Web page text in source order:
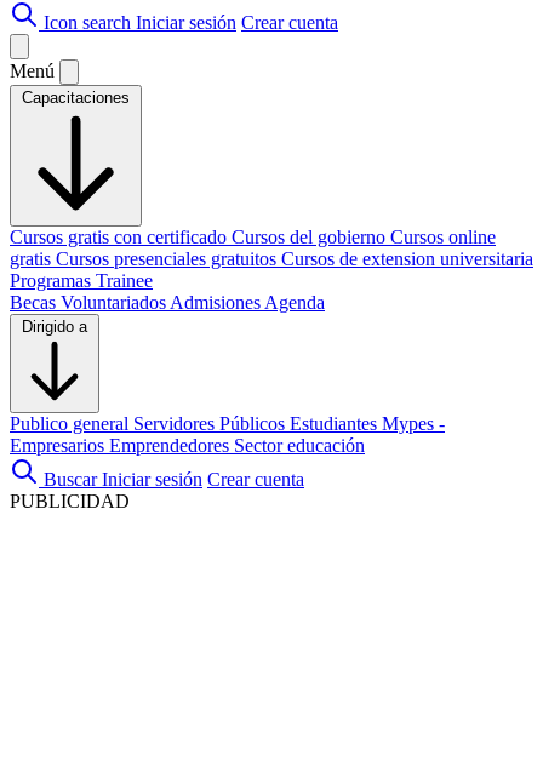
Icon search Iniciar sesión Crear cuenta
Menú
Capacitaciones
Cursos gratis con certificado Cursos del gobierno Cursos online
gratis Cursos presenciales gratuitos Cursos de extension universitaria
Programas Trainee
Becas Voluntariados Admisiones Agenda
Dirigido a
Publico general Servidores Públicos Estudiantes Mypes -
Empresarios Emprendedores Sector educación
Buscar Iniciar sesión Crear cuenta
PUBLICIDAD